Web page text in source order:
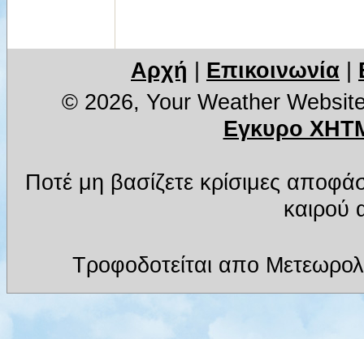
Αρχή Επικοινωνία
© 2026, Your Weather
Εγκυρο
Ποτέ μη βασίζετε κρίσιμες
καιρού
Τροφοδοτείται απο